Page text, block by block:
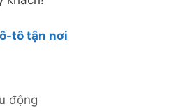
tô tận nơi
động